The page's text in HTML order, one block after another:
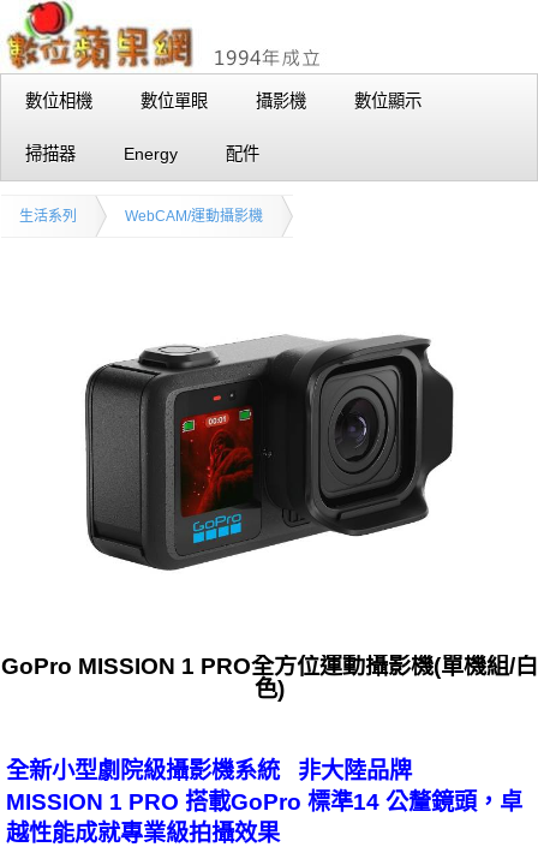
數位相機 數位單眼 攝影機 數位顯示
掃描器 Energy 配件
生活系列 WebCAM/運動攝影機
GoPro MISSION 1 PRO全方位運動攝影機(單機組/白
色)
全新小型劇院級攝影機系統 非大陸品牌
MISSION 1 PRO 搭載GoPro 標準14 公釐鏡頭，卓
越性能成就專業級拍攝效果